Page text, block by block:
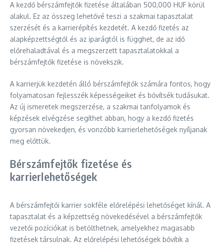
A kezdő bérszámfejtők fizetése általában 500,000 HUF körül
alakul. Ez az összeg lehetővé teszi a szakmai tapasztalat
szerzését és a karrierépítés kezdetét. A kezdő fizetés az
alapképzettségtől és az iparágtól is függhet, de az idő
előrehaladtával és a megszerzett tapasztalatokkal a
bérszámfejtők fizetése is növekszik.
A karrierjük kezdetén álló bérszámfejtők számára fontos, hogy
folyamatosan fejlesszék képességeiket és bővítsék tudásukat.
Az új ismeretek megszerzése, a szakmai tanfolyamok és
képzések elvégzése segíthet abban, hogy a kezdő fizetés
gyorsan növekedjen, és vonzóbb karrierlehetőségek nyíljanak
meg előttük.
Bérszámfejtők fizetése és
karrierlehetőségek
A bérszámfejtői karrier sokféle előrelépési lehetőséget kínál. A
tapasztalat és a képzettség növekedésével a bérszámfejtők
vezetői pozíciókat is betölthetnek, amelyekhez magasabb
fizetések társulnak. Az előrelépési lehetőségek bővítik a